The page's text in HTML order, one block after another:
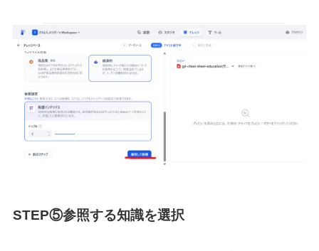
STEP⑤参照する知識を選択